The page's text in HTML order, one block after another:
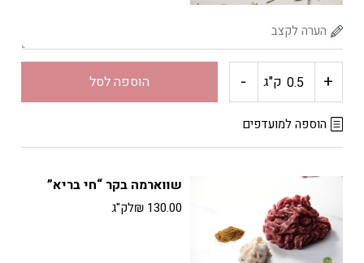
+ כמות
של
בריאן
"חי
ק"ג - הוספה לסל
הוספה למועדפים
שווארמה בקר “חי בריא”
₪ 130.00 לק"ג